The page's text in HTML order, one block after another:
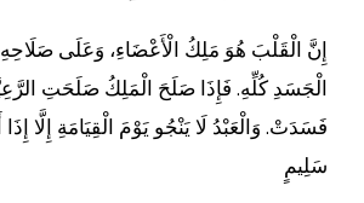
إِنَّ الْقَلْبَ هُوَ مَلِكُ الْأَعْضَاءِ، وَعَلَى
الْجَسَدِ كُلِّهِ. فَإِذَا صَلَحَ الْمَلِكُ صَلَحَتِ
فَسَدَتْ. وَالْعَبْدُ لَا يَنْجُو يَوْمَ الْقِيَامَةِ إِلَّا
سَلِيمٍ